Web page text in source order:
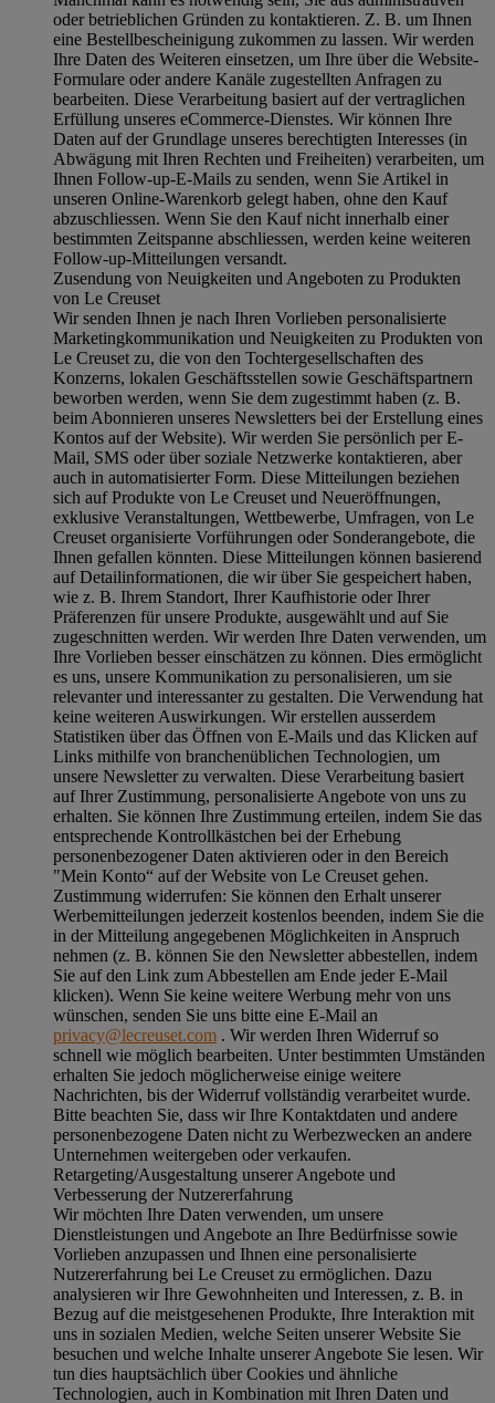
oder betrieblichen Gründen zu kontaktieren. Z. B. um Ihnen
eine Bestellbescheinigung zukommen zu lassen. Wir werden
Ihre Daten des Weiteren einsetzen, um Ihre über die Website-
Formulare oder andere Kanäle zugestellten Anfragen zu
bearbeiten. Diese Verarbeitung basiert auf der vertraglichen
Erfüllung unseres eCommerce-Dienstes. Wir können Ihre
Daten auf der Grundlage unseres berechtigten Interesses (in
Abwägung mit Ihren Rechten und Freiheiten) verarbeiten, um
Ihnen Follow-up-E-Mails zu senden, wenn Sie Artikel in
unseren Online-Warenkorb gelegt haben, ohne den Kauf
abzuschliessen. Wenn Sie den Kauf nicht innerhalb einer
bestimmten Zeitspanne abschliessen, werden keine weiteren
Follow-up-Mitteilungen versandt.
Zusendung von Neuigkeiten und Angeboten zu Produkten
von Le Creuset
Wir senden Ihnen je nach Ihren Vorlieben personalisierte
Marketingkommunikation und Neuigkeiten zu Produkten von
Le Creuset zu, die von den Tochtergesellschaften des
Konzerns, lokalen Geschäftsstellen sowie Geschäftspartnern
beworben werden, wenn Sie dem zugestimmt haben (z. B.
beim Abonnieren unseres Newsletters bei der Erstellung eines
Kontos auf der Website). Wir werden Sie persönlich per E-
Mail, SMS oder über soziale Netzwerke kontaktieren, aber
auch in automatisierter Form. Diese Mitteilungen beziehen
sich auf Produkte von Le Creuset und Neueröffnungen,
exklusive Veranstaltungen, Wettbewerbe, Umfragen, von Le
Creuset organisierte Vorführungen oder Sonderangebote, die
Ihnen gefallen könnten. Diese Mitteilungen können basierend
auf Detailinformationen, die wir über Sie gespeichert haben,
wie z. B. Ihrem Standort, Ihrer Kaufhistorie oder Ihrer
Präferenzen für unsere Produkte, ausgewählt und auf Sie
zugeschnitten werden. Wir werden Ihre Daten verwenden, um
Ihre Vorlieben besser einschätzen zu können. Dies ermöglicht
es uns, unsere Kommunikation zu personalisieren, um sie
relevanter und interessanter zu gestalten. Die Verwendung hat
keine weiteren Auswirkungen. Wir erstellen ausserdem
Statistiken über das Öffnen von E-Mails und das Klicken auf
Links mithilfe von branchenüblichen Technologien, um
unsere Newsletter zu verwalten. Diese Verarbeitung basiert
auf Ihrer Zustimmung, personalisierte Angebote von uns zu
erhalten. Sie können Ihre Zustimmung erteilen, indem Sie das
entsprechende Kontrollkästchen bei der Erhebung
personenbezogener Daten aktivieren oder in den Bereich
"Mein Konto“ auf der Website von Le Creuset gehen.
Zustimmung widerrufen: Sie können den Erhalt unserer
Werbemitteilungen jederzeit kostenlos beenden, indem Sie die
in der Mitteilung angegebenen Möglichkeiten in Anspruch
nehmen (z. B. können Sie den Newsletter abbestellen, indem
Sie auf den Link zum Abbestellen am Ende jeder E-Mail
klicken). Wenn Sie keine weitere Werbung mehr von uns
wünschen, senden Sie uns bitte eine E-Mail an
privacy@lecreuset.com . Wir werden Ihren Widerruf so
schnell wie möglich bearbeiten. Unter bestimmten Umständen
erhalten Sie jedoch möglicherweise einige weitere
Nachrichten, bis der Widerruf vollständig verarbeitet wurde.
Bitte beachten Sie, dass wir Ihre Kontaktdaten und andere
personenbezogene Daten nicht zu Werbezwecken an andere
Unternehmen weitergeben oder verkaufen.
Retargeting/Ausgestaltung unserer Angebote und
Verbesserung der Nutzererfahrung
Wir möchten Ihre Daten verwenden, um unsere
Dienstleistungen und Angebote an Ihre Bedürfnisse sowie
Vorlieben anzupassen und Ihnen eine personalisierte
Nutzererfahrung bei Le Creuset zu ermöglichen. Dazu
analysieren wir Ihre Gewohnheiten und Interessen, z. B. in
Bezug auf die meistgesehenen Produkte, Ihre Interaktion mit
uns in sozialen Medien, welche Seiten unserer Website Sie
besuchen und welche Inhalte unserer Angebote Sie lesen. Wir
tun dies hauptsächlich über Cookies und ähnliche
Technologien, auch in Kombination mit Ihren Daten und